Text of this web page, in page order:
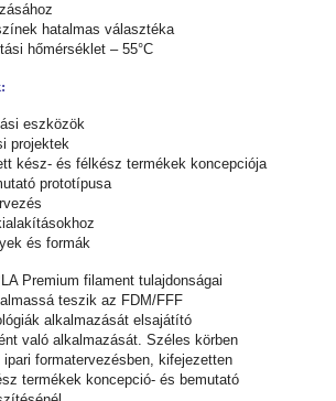
hatalmas választéka
hőmérséklet – 55°C
eszközök
projektek
kész- és félkész termékek koncepciója
prototípusa
és formák
Premium filament tulajdonságai
teszik az FDM/FFF
alkalmazását elsajátító
való alkalmazását. Széles körben
ipari formatervezésben, kifejezetten
termékek koncepció- és bemutató